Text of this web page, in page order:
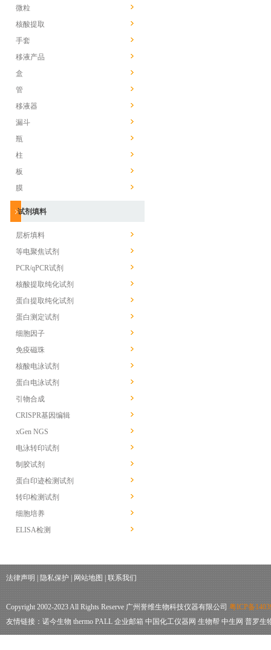
微粒
核酸提取
手套
移液产品
盒
管
移液器
漏斗
瓶
柱
板
膜
试剂填料
层析填料
等电聚焦试剂
PCR/qPCR试剂
核酸提取纯化试剂
蛋白提取纯化试剂
蛋白测定试剂
细胞因子
免疫磁珠
核酸电泳试剂
蛋白电泳试剂
引物合成
CRISPR基因编辑
xGen NGS
电泳转印试剂
制胶试剂
蛋白印迹检测试剂
转印检测试剂
细胞培养
ELISA检测
法律声明 隐私保护 网站地图 联系我们
Copyright 2002-2023 All Rights Reserve 广州誉维生物科技仪器有限公司 粤ICP备
友情链接： 诺今生物 thermo PALL 企业邮箱 中国化工仪器网 生物帮 中生网 普罗生